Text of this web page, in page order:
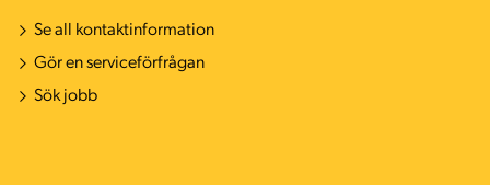
Se all kontaktinformation
Gör en serviceförfrågan
Sök jobb